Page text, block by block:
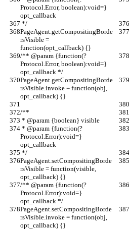
Protocol.Error, boolean):void=}
opt_callback
*/
PageAgent.getCompositingBorde
rsVisible =
function(opt_callback) {}
/** @param {function(?
Protocol.Error, boolean):void=}
opt_callback */
PageAgent.getCompositingBorde
rsVisible.invoke = function(obj,
opt_callback) {}
/**
* @param {boolean} visible
Protocol.Error):void=}
opt_callback
*/
PageAgent.setCompositingBorde
rsVisible = function(visible,
opt_callback) {}
/** @param {function(?
Protocol.Error):void=}
opt_callback */
PageAgent.setCompositingBorde
rsVisible.invoke = function(obj,
opt_callback) {}